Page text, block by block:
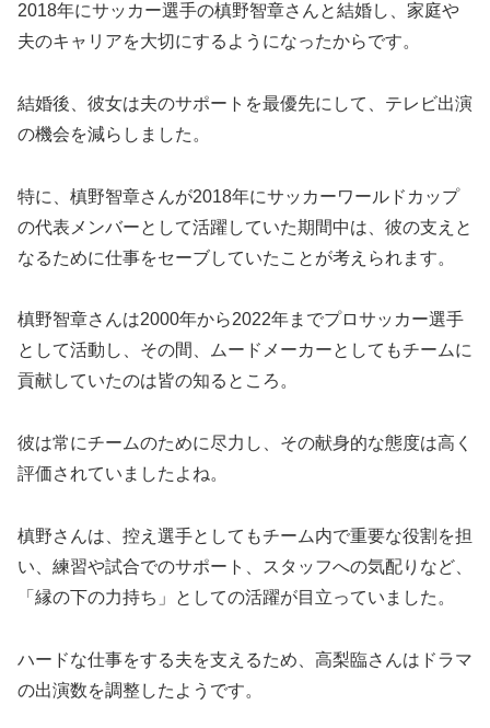
2018年にサッカー選手の槙野智章さんと結婚し、家庭や
夫のキャリアを大切にするようになったからです。
結婚後、彼女は夫のサポートを最優先にして、テレビ出演
の機会を減らしました。
特に、槙野智章さんが2018年にサッカーワールドカップ
の代表メンバーとして活躍していた期間中は、彼の支えと
なるために仕事をセーブしていたことが考えられます。
槙野智章さんは2000年から2022年までプロサッカー選手
として活動し、その間、ムードメーカーとしてもチームに
貢献していたのは皆の知るところ。
彼は常にチームのために尽力し、その献身的な態度は高く
評価されていましたよね。
槙野さんは、控え選手としてもチーム内で重要な役割を担
い、練習や試合でのサポート、スタッフへの気配りなど、
「縁の下の力持ち」としての活躍が目立っていました。
ハードな仕事をする夫を支えるため、高梨臨さんはドラマ
の出演数を調整したようです。